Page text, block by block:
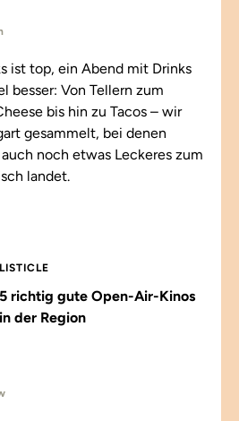
ist top, ein Abend mit Drinks
besser: Von Tellern zum
bis hin zu Tacos – wir
gesammelt, bei denen
noch etwas Leckeres zum
landet.
LISTICLE
5 richtig gute Open-Air-Kinos
in der Region